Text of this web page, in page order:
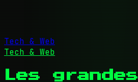
Tech & Web
Tech & Web
Les grandes